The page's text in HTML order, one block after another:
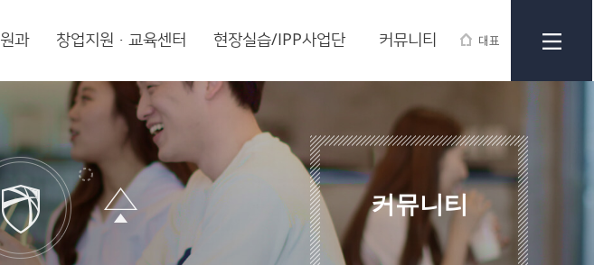
대표
과 창업지원·교육센터 현장실습/IPP사업단 커뮤니티
커뮤니티